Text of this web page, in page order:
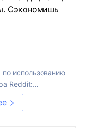
Сэкономишь
по использованию
Reddit:
вашего